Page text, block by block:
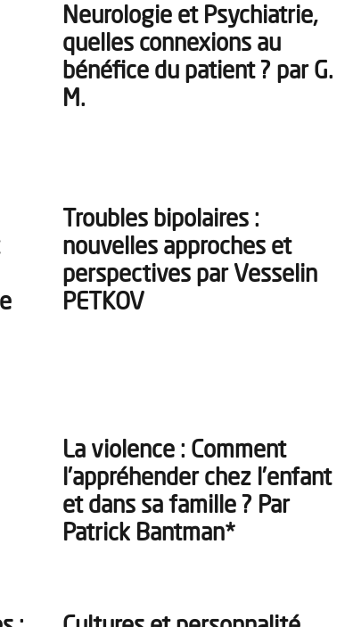
Neurologie et Psychiatrie,
quelles connexions au
bénéfice du patient ? par G.
M.
Troubles bipolaires :
nouvelles approches et
perspectives par Vesselin
PETKOV
La violence : Comment
l’appréhender chez l’enfant
et dans sa famille ? Par
Patrick Bantman*